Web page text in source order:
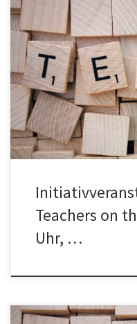
Teachers on the road laden
28.4. von 19-20.30 Uhr an
Teachers on
Uhr, …